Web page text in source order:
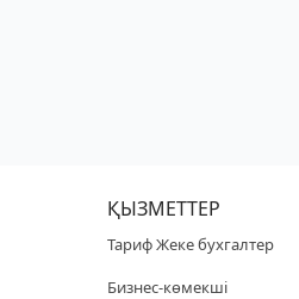
ҚЫЗМЕТТЕР
Тариф Жеке бухгалтер
Бизнес-көмекші